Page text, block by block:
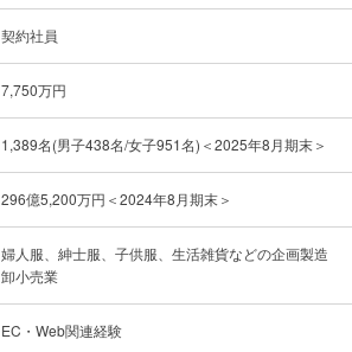
契約社員
7,750万円
1,389名(男子438名/女子951名)＜2025年8月期末＞
296億5,200万円＜2024年8月期末＞
婦人服、紳士服、子供服、生活雑貨などの企画製造
卸小売業
EC・Web関連経験